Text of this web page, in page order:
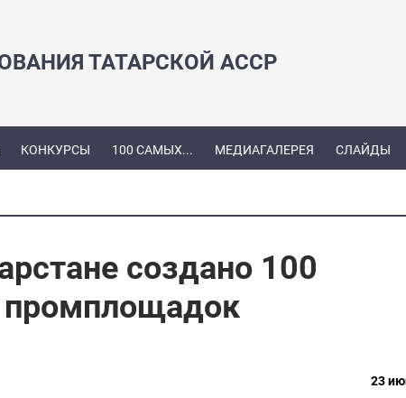
ТАТАРСКОЙ АССР
КОНКУРСЫ 100 САМЫХ... МЕДИАГАЛЕРЕЯ СЛАЙДЫ
создано 100
23